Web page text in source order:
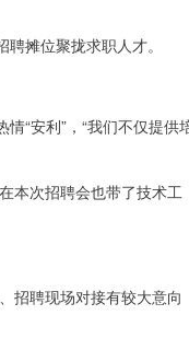
摊位聚拢求职人才。
“安利”，“我们不仅提供
本次招聘会也带了技术工
招聘现场对接有较大意向